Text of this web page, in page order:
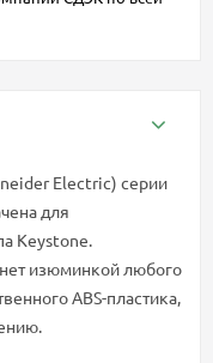
Electric) серии
для
Keystone.
изюминкой любого
ABS-пластика,